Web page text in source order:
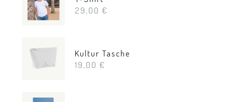
29,00 €
Kultur Tasche
19,00 €